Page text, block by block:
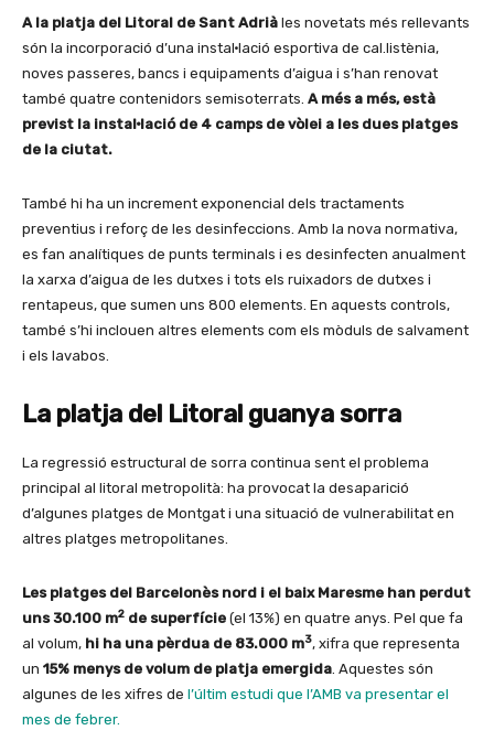
A la platja del Litoral de Sant Adrià les novetats més rellevants
són la incorporació d’una instal·lació esportiva de cal.listènia,
noves passeres, bancs i equipaments d’aigua i s’han renovat
també quatre contenidors semisoterrats. A més a més, està
previst la instal·lacióde 4 camps de vòlei a les dues platges
de la ciutat.
També hi ha un increment exponencial dels tractaments
preventius i reforç de les desinfeccions. Amb la nova normativa,
es fan analítiques de punts terminals i es desinfecten anualment
la xarxa d’aigua de les dutxes i tots els ruixadors de dutxes i
rentapeus, que sumen uns 800 elements. En aquests controls,
també s’hi inclouen altres elements com els mòduls de salvament
i els lavabos.
La platja del Litoral guanya sorra
La regressió estructural de sorra continua sent el problema
principal al litoral metropolità: ha provocat la desaparició
d’algunes platges de Montgat i una situació de vulnerabilitat en
altres platges metropolitanes.
Les platges del Barcelonès nord i el baix Maresme han perdut
uns 30.100 m2 de superfície (el 13%) en quatre anys. Pel que fa
al volum, hi ha una pèrdua de 83.000 m3, xifra que representa
un 15% menys de volum de platja emergida . Aquestes són
algunes de les xifres de l’últim estudi que l’AMB va presentar el
mes de febrer.